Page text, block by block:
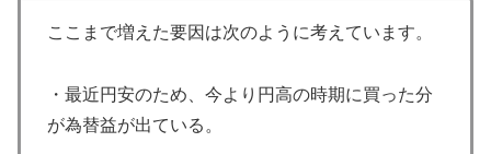
ここまで増えた要因は次のように考えています。
・最近円安のため、今より円高の時期に買った分
が為替益が出ている。